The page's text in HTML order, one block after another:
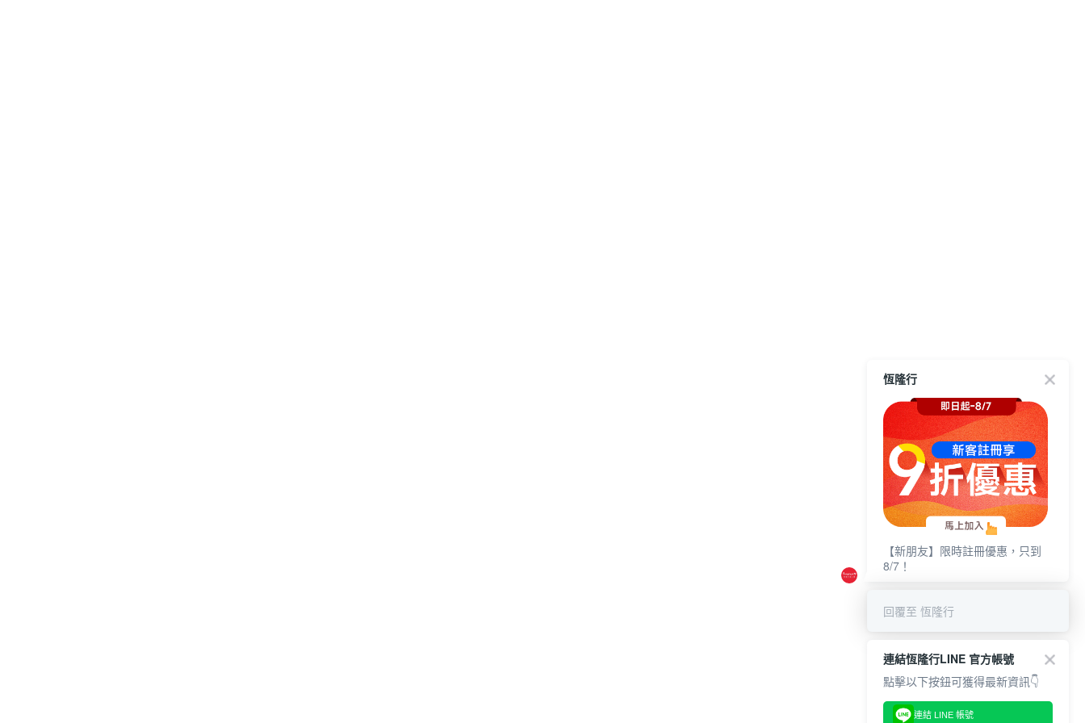
恆隆行
【新朋友】限時註冊優惠，只到
8/7！
回覆至 恆隆行
連結恆隆行LINE 官方帳號
點擊以下按鈕可獲得最新資訊👇
連結 LINE 帳號